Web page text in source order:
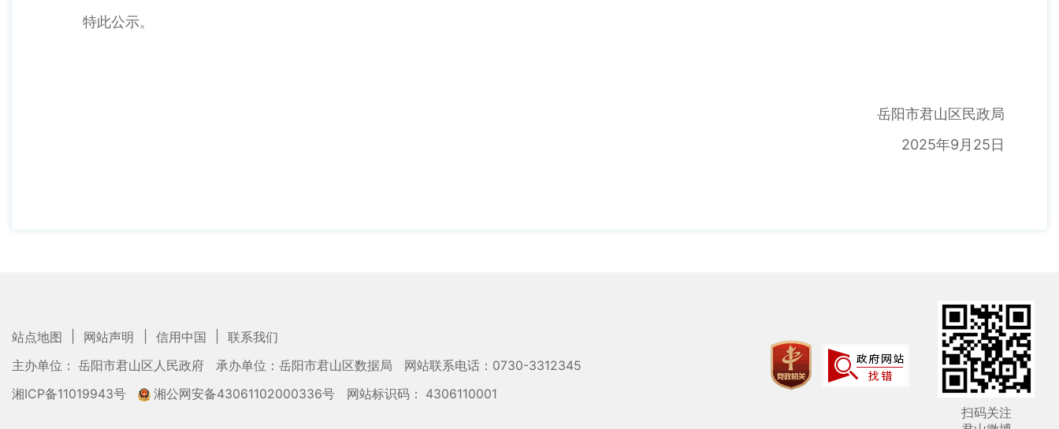
特此公示。
岳阳市君山区民政局
2025年9月25日
站点地图 网站声明 信用中国
联系我们
主办单位： 岳阳市君山区人民政府
承办单位：岳阳市君山区数据局
网站联系电话：0730-3312345
湘ICP备11019943号
湘公网安备43061102000336号
网站标识码： 4306110001
扫码关注